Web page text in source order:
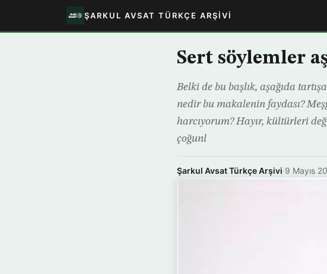
ŞARKUL AVSAT TÜRKÇE ARŞIVI
Sert söylemler
Belki de bu başlık, aşağıda
nedir bu makalenin faydası?
harcıyorum? Hayır, kültürleri
çoğunl
Şarkul Avsat Türkçe Arşivi·9 Mayıs